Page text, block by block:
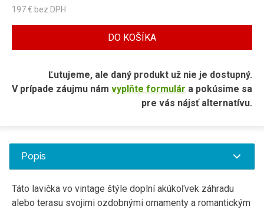
197€ bez DPH
DO KOŠÍKA
Ľutujeme, ale daný produkt už nie je dostupný.
V prípade záujmu nám vyplňte formulár a pokúsime sa
pre vás nájsť alternatívu.
Popis
Táto lavička vo vintage štýle doplní akúkoľvek záhradu
alebo terasu svojimi ozdobnými ornamenty a romantickým